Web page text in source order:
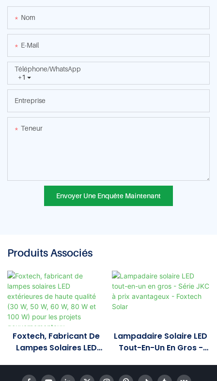
Nom
E-Mail
+1
Téléphone/WhatsApp
Entreprise
Teneur
Envoyer Une Enquête Maintenant
Produits Associés
Foxtech, Fabricant De
Lampes Solaires LED
Lampadaire Solaire LED
Tout-En-Un En Gros -